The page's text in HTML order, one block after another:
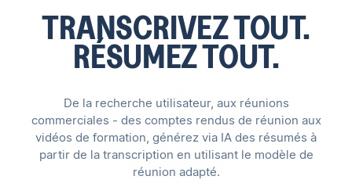
TRANSCRIVEZ TOUT.
RÉSUMEZ TOUT.
De la recherche utilisateur, aux réunions
commerciales - des comptes rendus de réunion aux
vidéos de formation, générez via IA des résumés à
partir de la transcription en utilisant le modèle de
réunion adapté.